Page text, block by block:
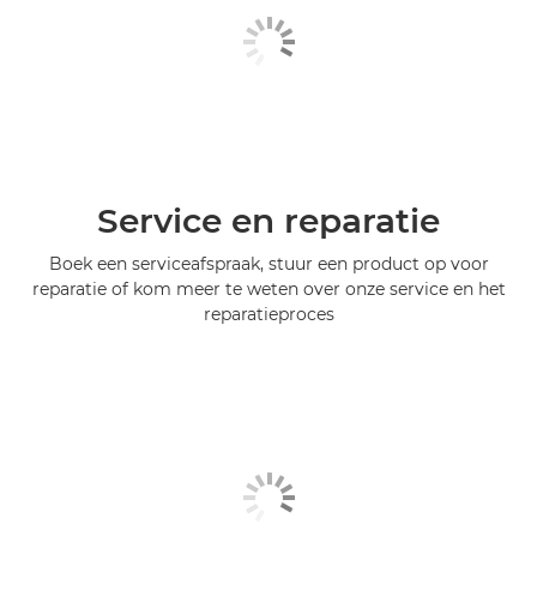
Service en reparatie
Boek een serviceafspraak, stuur een product op voor
reparatie of kom meer te weten over onze service en het
reparatieproces